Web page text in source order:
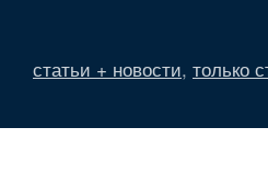
статьи + новости, только